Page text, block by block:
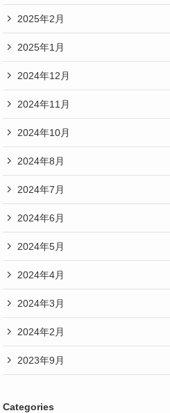
2025年2月
2025年1月
2024年12月
2024年11月
2024年10月
2024年8月
2024年7月
2024年6月
2024年5月
2024年4月
2024年3月
2024年2月
2023年9月
Categories